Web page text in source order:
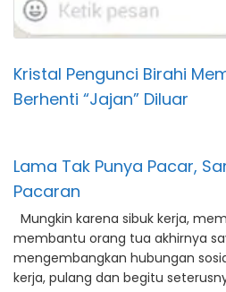
Kristal Pengunci Birahi
Berhenti “Jajan” Diluar
Lama Tak Punya Pacar,
Pacaran
Mungkin karena sibuk kerja,
membantu orang tua akhirnya
mengembangkan hubungan
kerja, pulang dan begitu